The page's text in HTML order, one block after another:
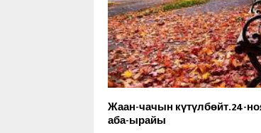
Жаан-чачын күтүлбөйт.24-
аба-ырайы